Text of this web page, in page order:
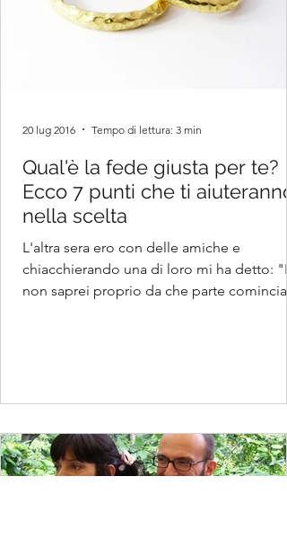
Qual'è la fede giusta per te?
Ecco 7 punti che ti aiuteranno
nella scelta
L'altra sera ero con delle amiche e
chiacchierando una di loro mi ha detto:
non saprei proprio da che parte
20 lug 2016 Tempo di lettura: 3 min